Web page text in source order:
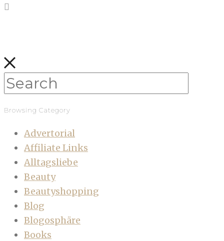
Browsing Category
Advertorial
Affiliate Links
Alltagsliebe
Beauty
Beautyshopping
Blog
Blogosphäre
Books